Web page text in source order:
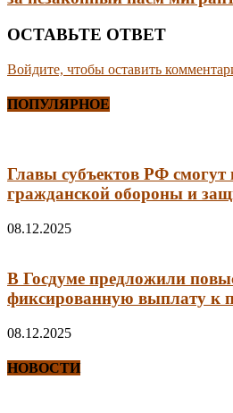
ОСТАВЬТЕ ОТВЕТ
Войдите, чтобы оставить
ПОПУЛЯРНОЕ
Главы субъектов РФ смогут
гражданской обороны и
08.12.2025
В Госдуме предложили
фиксированную выплату к
08.12.2025
НОВОСТИ